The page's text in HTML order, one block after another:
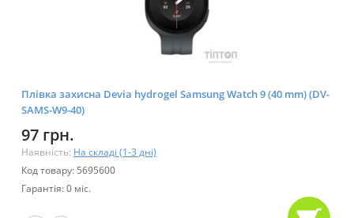
Плівка захисна Devia hydrogel Samsung Watch 9 (40 mm) (DV-
SAMS-W9-40)
97 грн.
Наявність: На складі (1-3 дні)
Код товару: 5695600
Гарантія: 0 міс.